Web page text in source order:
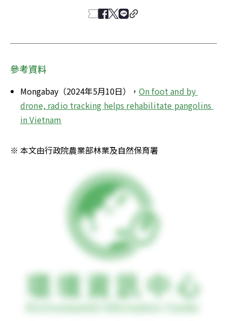
參考資料
Mongabay（2024年5月10日）， On foot and by
drone, radio tracking helps rehabilitate pangolins
in Vietnam
※ 本文由行政院農業部林業及自然保育署